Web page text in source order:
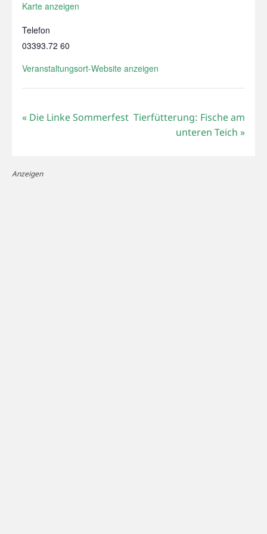
Karte anzeigen
Telefon
03393.72 60
Veranstaltungsort-Website anzeigen
«Die Linke Sommerfest Tierfütterung: Fische am
unteren Teich»
Anzeigen